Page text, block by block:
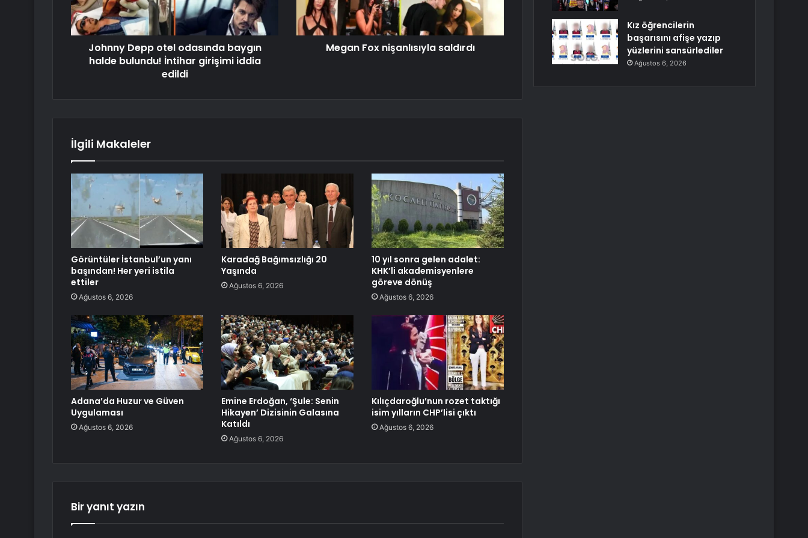
Johnny Depp otel odasında baygın
halde bulundu! İntihar girişimi iddia
edildi
Megan Fox nişanlısıyla saldırdı
İlgili Makaleler
Görüntüler İstanbul’un yanı
başından! Her yeri istila
ettiler
Ağustos 6, 2026
Karadağ Bağımsızlığı 20
Yaşında
Ağustos 6, 2026
10 yıl sonra gelen adalet:
KHK’li akademisyenlere
göreve dönüş
Ağustos 6, 2026
Adana’da Huzur ve Güven
Uygulaması
Ağustos 6, 2026
Emine Erdoğan, ‘Şule: Senin
Hikayen’ Dizisinin Galasına
Katıldı
Ağustos 6, 2026
Kılıçdaroğlu’nun rozet taktığı
isim yılların CHP’lisi çıktı
Ağustos 6, 2026
Bir yanıt yazın
Kız öğrencilerin
başarısını afişe yazıp
yüzlerini sansürlediler
Ağustos 6, 2026